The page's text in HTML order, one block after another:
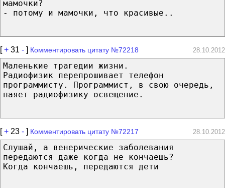
мамочки?
- потому и мамочки, что красивые..
[+ 31 - ] Комментировать цитату №72218 28.10.2012
Маленькие трагедии жизни.
Радиофизик перепрошивает телефон
программисту. Программист, в свою очередь,
паяет радиофизику освещение.
[+ 23 - ] Комментировать цитату №72217 28.10.2012
Слушай, а венерические заболевания
передаются даже когда не кончаешь?
Когда кончаешь, передаются дети